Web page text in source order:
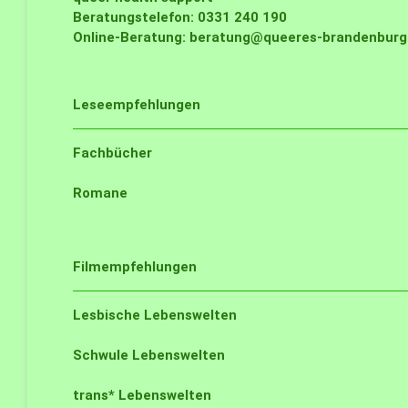
Beratungstelefon: 0331 240 190
Online-Beratung: beratung@queeres-
Leseempfehlungen
Fachbücher
Romane
Filmempfehlungen
Lesbische Lebenswelten
Schwule Lebenswelten
trans* Lebenswelten